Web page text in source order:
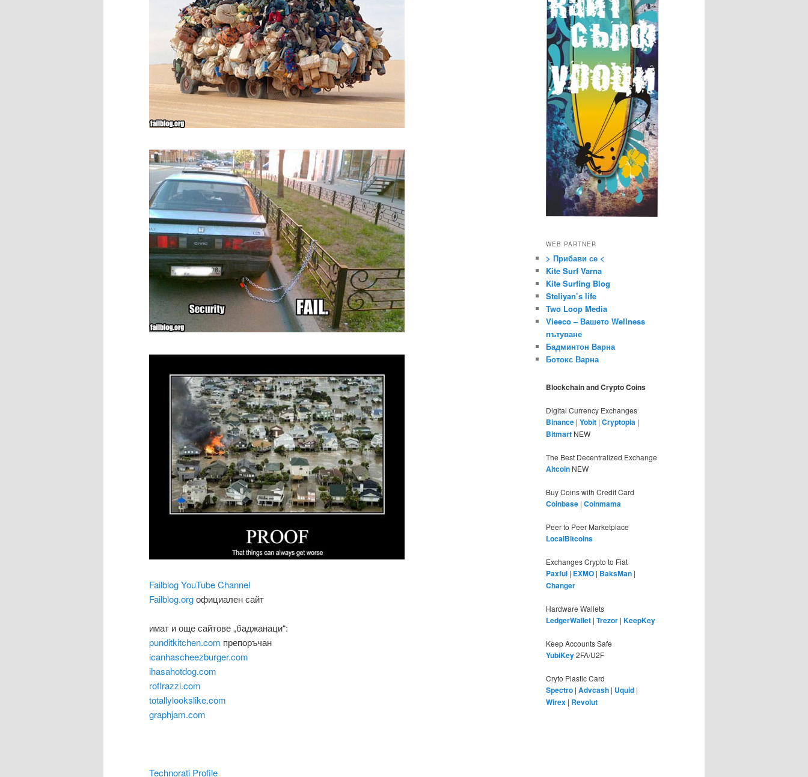
Failblog YouTube Channel
Failblog.orgофициален сайт
имат и още сайтове „баджанаци“:
punditkitchen.com препоръчан
icanhascheezburger.com
ihasahotdog.com
roflrazzi.com
totallylookslike.com
graphjam.com
Technorati Profile
WEB PARTNER
> Прибави се <
Kite Surf Varna
Kite Surfing Blog
Steliyan’s life
Two Loop Media
Vieeco – Вашето Wellness
пътуване
Бадминтон Варна
Ботокс Варна
Blockchain and Crypto Coins
Digital Currency Exchanges
Binance | Yobit | Cryptopia |
Bitmart NEW
The Best Decentralized Exchange
Altcoin NEW
Buy Coins with Credit Card
Coinbase | Coinmama
Peer to Peer Marketplace
LocalBitcoins
Exchanges Crypto to Fiat
Paxful | EXMO | BaksMan |
Changer
Hardware Wallets
LedgerWallet | Trezor | KeepKey
Keep Accounts Safe
YubiKey2FA/U2F
Cryto Plastic Card
Spectro | Advcash | Uquid |
Wirex | Revolut